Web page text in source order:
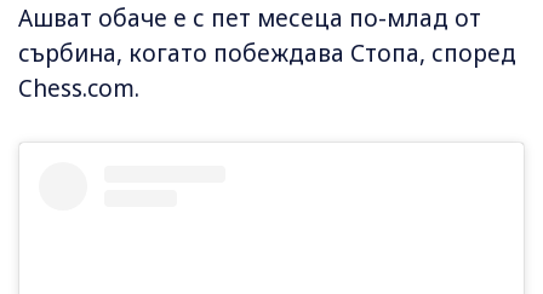
Ашват обаче е с пет месеца по-млад от
сърбина, когато побеждава Стопа, според
Chess.com.